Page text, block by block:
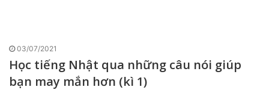
03/07/2021
Học tiếng Nhật qua những câu nói giúp
bạn may mắn hơn (kì 1)